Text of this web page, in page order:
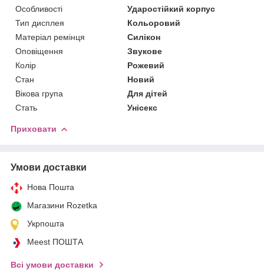
Особливості
Ударостійкий корпус
Тип дисплея
Кольоровий
Матеріал ремінця
Силікон
Оповіщення
Звукове
Колір
Рожевий
Стан
Новий
Вікова група
Для дітей
Стать
Унісекс
Приховати
Умови доставки
Нова Пошта
Магазини Rozetka
Укрпошта
Meest ПОШТА
Всі умови доставки